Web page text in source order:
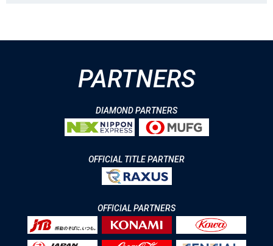
PARTNERS
DIAMOND PARTNERS
OFFICIAL TITLE PARTNER
OFFICIAL PARTNERS